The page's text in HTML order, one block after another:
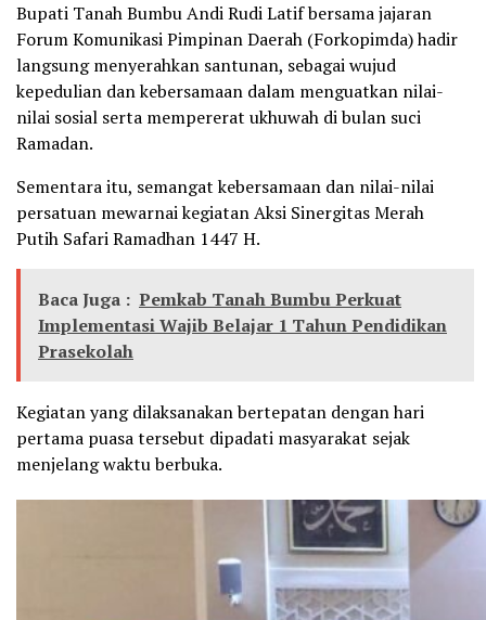
Bupati Tanah Bumbu Andi Rudi Latif bersama jajaran
Forum Komunikasi Pimpinan Daerah (Forkopimda) hadir
langsung menyerahkan santunan, sebagai wujud
kepedulian dan kebersamaan dalam menguatkan nilai-
nilai sosial serta mempererat ukhuwah di bulan suci
Ramadan.
Sementara itu, semangat kebersamaan dan nilai-nilai
persatuan mewarnai kegiatan Aksi Sinergitas Merah
Putih Safari Ramadhan 1447 H.
Baca Juga : Pemkab Tanah Bumbu Perkuat
Implementasi Wajib Belajar 1 Tahun Pendidikan
Prasekolah
Kegiatan yang dilaksanakan bertepatan dengan hari
pertama puasa tersebut dipadati masyarakat sejak
menjelang waktu berbuka.